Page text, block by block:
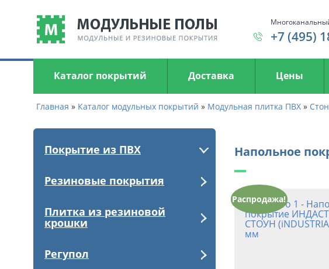
+7 (495)
Каталог покрытий Доставка Цены
Главная » Каталог модульных покрытий » Модульная плитка ПВХ »
Напольное
Распродажа!
Покрытие из ПВХ
Резиновые покрытия
Плитка из резиновой
крошки
Регупол